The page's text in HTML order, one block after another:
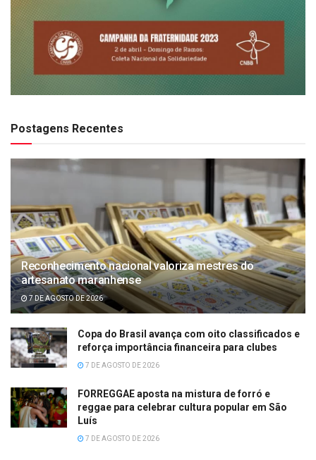
Postagens Recentes
Reconhecimento nacional valoriza mestres do
artesanato maranhense
7 DE AGOSTO DE 2026
Copa do Brasil avança com oito classificados e
reforça importância financeira para clubes
7 DE AGOSTO DE 2026
FORREGGAE aposta na mistura de forró e
reggae para celebrar cultura popular em São
Luís
7 DE AGOSTO DE 2026